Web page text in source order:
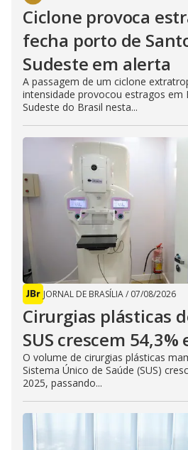
Ciclone provoca
fecha porto de
Sudeste em alerta
A passagem de um ciclone
intensidade provocou estragos em
Sudeste do Brasil nesta...
JORNAL DE BRASÍLIA/ 07/08/2026
Cirurgias plásticas
SUS crescem 54,3%
O volume de cirurgias plásticas
Sistema Único de Saúde (SUS)
2025, passando...